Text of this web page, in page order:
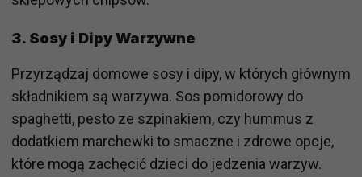
3. Sosy i Dipy Warzywne
Przyrządzaj domowe sosy i dipy, w których głównym
składnikiem są warzywa. Sos pomidorowy do
spaghetti, pesto ze szpinakiem, czy hummus z
dodatkiem marchewki to smaczne i zdrowe opcje,
które mogą zachęcić dzieci do jedzenia warzyw.